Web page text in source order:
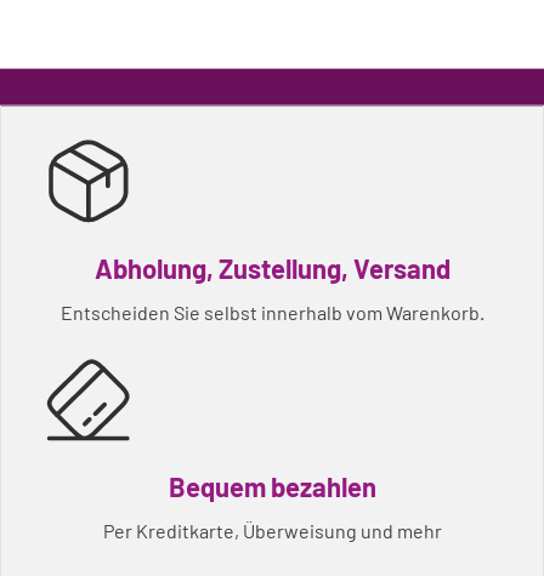
Abholung, Zustellung, Versand
Entscheiden Sie selbst innerhalb vom Warenkorb.
Bequem bezahlen
Per Kreditkarte, Überweisung und mehr